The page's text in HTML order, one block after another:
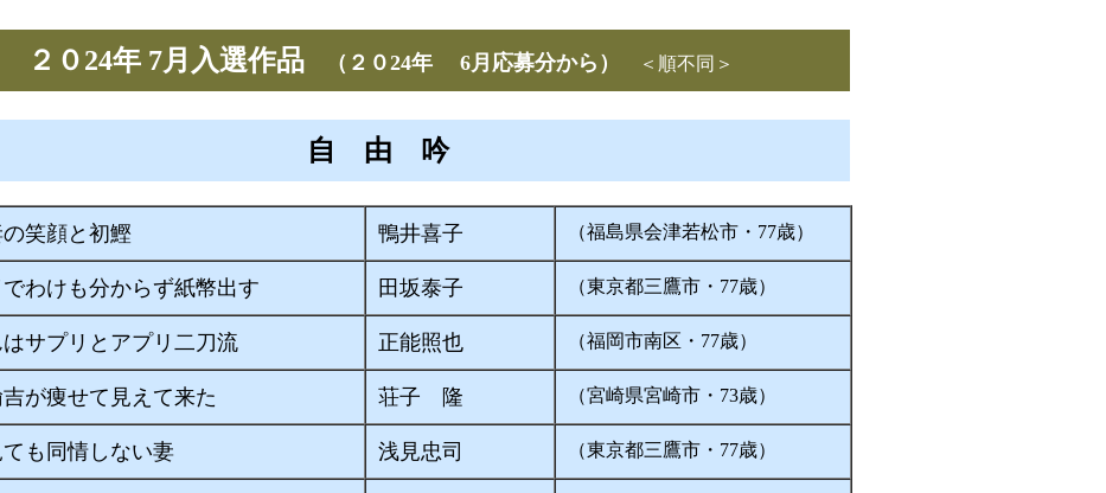
２０24年 7月入選作品（２０24年 6月応募分から） ＜順不同＞
自 由 吟
笑顔と初鰹 鴨井喜子 （福島県会津若松市・77歳）
わけも分からず紙幣出す 田坂泰子 （東京都三鷹市・77歳）
サプリとアプリ二刀流 正能照也 （福岡市南区・77歳）
が痩せて見えて来た 荘子 隆 （宮崎県宮崎市・73歳）
も同情しない妻 浅見忠司 （東京都三鷹市・77歳）